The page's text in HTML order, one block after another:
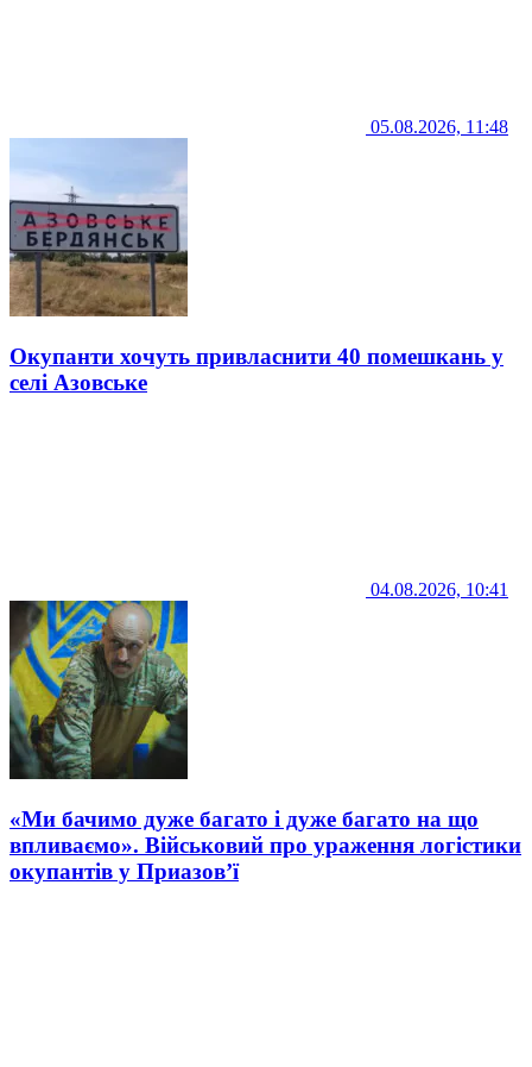
05.08.2026, 11:48
Окупанти хочуть привласнити 40 помешкань у
селі Азовське
04.08.2026, 10:41
«Ми бачимо дуже багато і дуже багато на що
впливаємо». Військовий про ураження логістики
окупантів у Приазов’ї